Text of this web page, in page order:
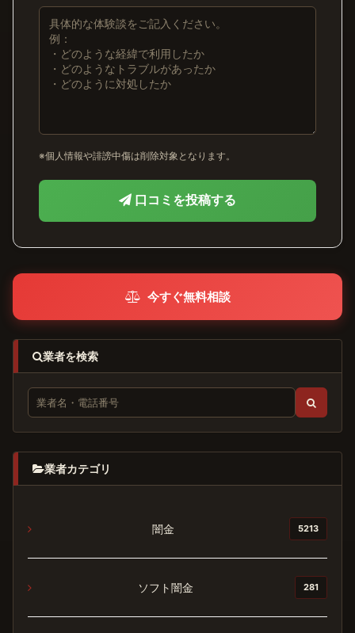
※個人情報や誹謗中傷は削除対象となります。
口コミを投稿する
今すぐ無料相談
業者を検索
業者カテゴリ
闇金 5213
ソフト闇金 281